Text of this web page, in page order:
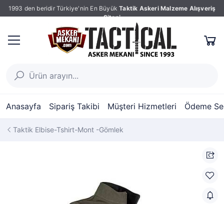
1993 den beridir Türkiye'nin En Büyük Taktik Askeri Malzeme Alışveriş
Sitesi
Anasayfa Sipariş Takibi Müşteri Hizmetleri Ödeme
Taktik Elbise-Tshirt-Mont -Gömlek